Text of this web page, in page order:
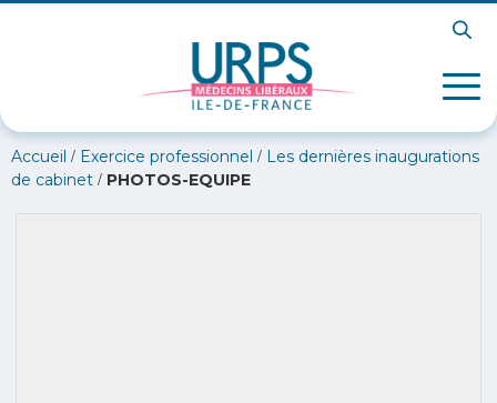
Accueil / Exercice professionnel / Les dernières inaugurations
de cabinet / PHOTOS-EQUIPE